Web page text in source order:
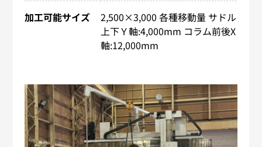
加工可能サイズ
2,500×3,000 各種移動量 サドル
上下Ｙ​軸:4,000mm コラム前後X​
軸:12,000mm